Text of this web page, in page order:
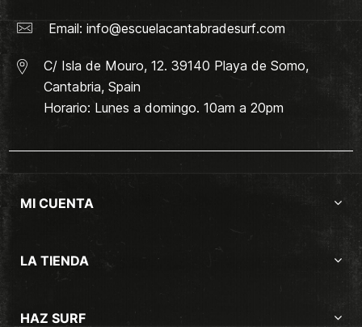
Email: info@escuelacantabradesurf.com
C/ Isla de Mouro, 12. 39140 Playa de Somo,
Cantabria, Spain
Horario: Lunes a domingo. 10am a 20pm
MI CUENTA
LA TIENDA
HAZ SURF